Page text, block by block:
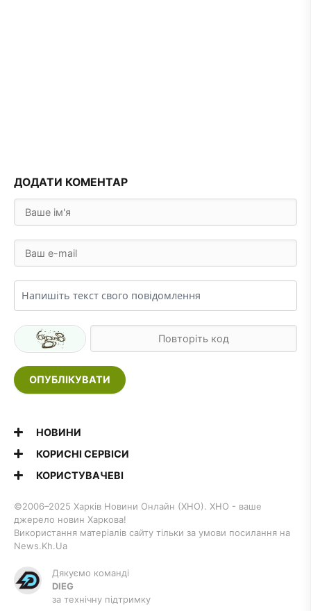
ДОДАТИ КОМЕНТАР
ОПУБЛІКУВАТИ
НОВИНИ
КОРИСНІ СЕРВІСИ
КОРИСТУВАЧЕВІ
©2006–2025 Харків Новини Онлайн (ХНО). ХНО - ваше
джерело новин Харкова!
Використання матеріалів сайту тільки за умови посилання на
News.Kh.Ua
Дякуємо команді
DIEG
за технічну підтримку